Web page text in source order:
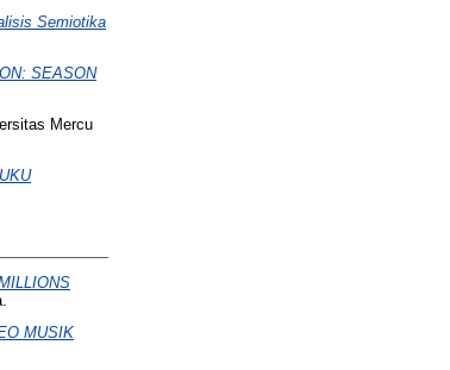
Semiotika
SEASON
Mercu
MUSIK